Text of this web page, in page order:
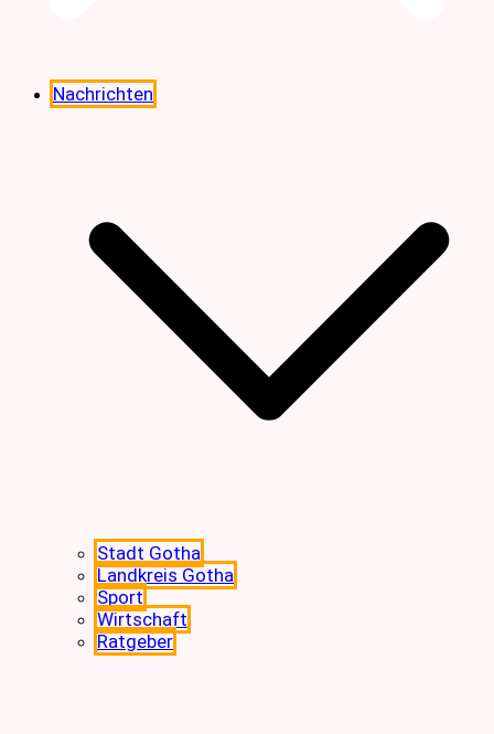
Nachrichten
Stadt Gotha
Landkreis Gotha
Sport
Wirtschaft
Ratgeber